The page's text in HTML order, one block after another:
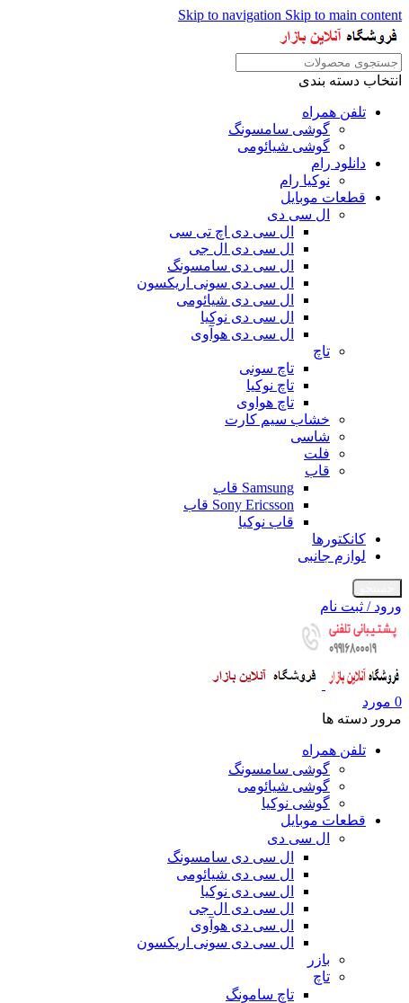
Skip to navigation Skip to main content
انتخاب دسته بندی
تلفن همراه
گوشی سامسونگ
گوشی شیائومی
دانلود رام
نوکیا رام
قطعات موبایل
ال سی دی
ال سی دی اچ تی سی
ال سی دی ال جی
ال سی دی سامسونگ
ال سی دی سونی اریکسون
ال سی دی شیائومی
ال سی دی نوکیا
ال سی دی هوآوی
تاچ
تاچ سونی
تاچ نوکیا
تاچ هواوی
خشاب سیم کارت
شاسی
فلت
قاب
Samsung قاب
Sony Ericsson قاب
قاب نوکیا
کانکتورها
لوازم جانبی
ورود / ثبت نام
0 مورد
مرور دسته ها
تلفن همراه
گوشی سامسونگ
گوشی شیائومی
گوشی نوکیا
قطعات موبایل
ال سی دی
ال سی دی سامسونگ
ال سی دی شیائومی
ال سی دی نوکیا
ال سی دی ال جی
ال سی دی هوآوی
ال سی دی سونی اریکسون
بازر
تاچ
تاچ سامونگ